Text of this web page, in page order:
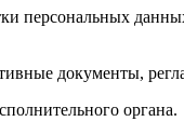
персональных
документы,
органа.